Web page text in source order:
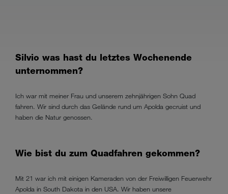
Silvio was hast du letztes Wochenende
unternommen?
Ich war mit meiner Frau und unserem zehnjährigen Sohn Quad
fahren. Wir sind durch das Gelände rund um Apolda gecruist und
haben die Natur genossen.
Wie bist du zum Quadfahren gekommen?
Mit 21 war ich mit einigen Kameraden von der Freiwilligen Feuerwehr
Apolda in South Dakota in den USA. Wir haben unsere